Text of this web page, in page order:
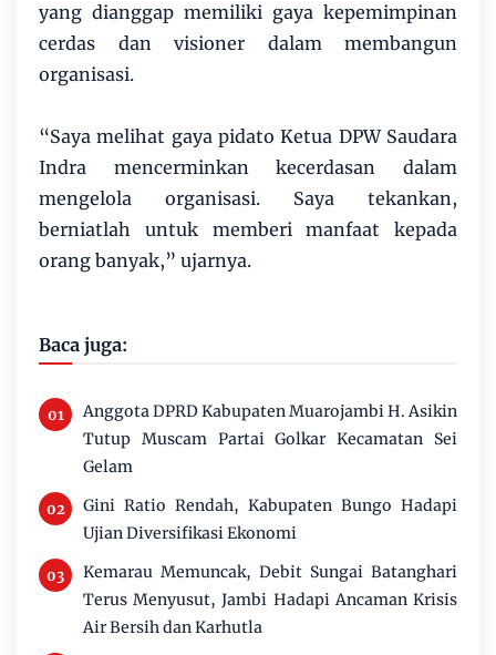
yang dianggap memiliki gaya kepemimpinan
cerdas dan visioner dalam membangun
organisasi.
“Saya melihat gaya pidato Ketua DPW Saudara
Indra mencerminkan kecerdasan dalam
mengelola organisasi. Saya tekankan,
berniatlah untuk memberi manfaat kepada
orang banyak,” ujarnya.
Baca juga:
Anggota DPRD Kabupaten Muarojambi H. Asikin
Tutup Muscam Partai Golkar Kecamatan Sei
Gelam
Gini Ratio Rendah, Kabupaten Bungo Hadapi
Ujian Diversifikasi Ekonomi
Kemarau Memuncak, Debit Sungai Batanghari
Terus Menyusut, Jambi Hadapi Ancaman Krisis
Air Bersih dan Karhutla